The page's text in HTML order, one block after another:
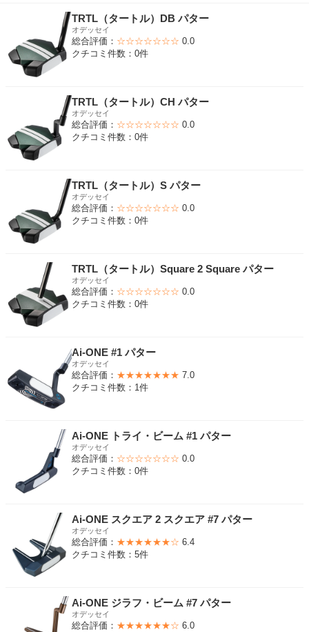
TRTL（タートル）DB パター
オデッセイ
総合評価： ☆☆☆☆☆☆☆ 0.0
クチコミ件数：0件
TRTL（タートル）CH パター
オデッセイ
総合評価： ☆☆☆☆☆☆☆ 0.0
クチコミ件数：0件
TRTL（タートル）S パター
オデッセイ
総合評価： ☆☆☆☆☆☆☆ 0.0
クチコミ件数：0件
TRTL（タートル）Square 2 Square パター
オデッセイ
総合評価： ☆☆☆☆☆☆☆ 0.0
クチコミ件数：0件
Ai-ONE #1 パター
オデッセイ
総合評価： ★★★★★★★ 7.0
クチコミ件数：1件
Ai-ONE トライ・ビーム #1 パター
オデッセイ
総合評価： ☆☆☆☆☆☆☆ 0.0
クチコミ件数：0件
Ai-ONE スクエア 2 スクエア #7 パター
オデッセイ
総合評価： ★★★★★★☆ 6.4
クチコミ件数：5件
Ai-ONE ジラフ・ビーム #7 パター
オデッセイ
総合評価： ★★★★★★☆ 6.0